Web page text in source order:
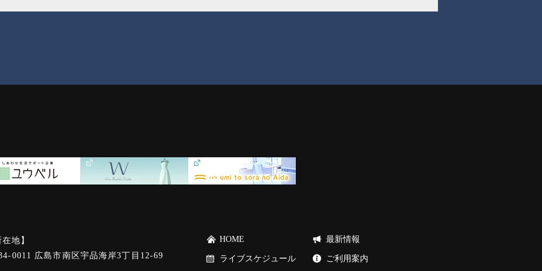
地】
0011 広島市南区宇品海岸3丁目12-69
HOME
ライブスケジュール
最新情報
ご利用案内